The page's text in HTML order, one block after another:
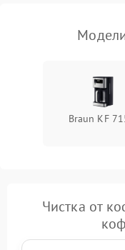
Braun KF
Чистка от